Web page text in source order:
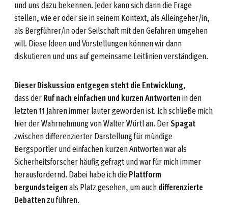
und uns dazu bekennen. Jeder kann sich dann die Frage
stellen, wie er oder sie in seinem Kontext, als Alleingeher/in,
als Bergführer/in oder Seilschaft mit den Gefahren umgehen
will. Diese Ideen und Vorstellungen können wir dann
diskutieren und uns auf gemeinsame Leitlinien verständigen.
Dieser Diskussion entgegen steht die Entwicklung,
dass derRuf nach einfachen und kurzen Antwortenin den
letzten 11 Jahren immer lauter geworden ist. Ich schließe mich
hier der Wahrnehmung von Walter Würtl an. DerSpagat
zwischen differenzierter Darstellung für mündige
Bergsportler und einfachen kurzen Antworten war als
Sicherheitsforscher häufig gefragt und war für mich immer
herausfordernd. Dabei habe ich diePlattform
bergundsteigenals Platz gesehen, um auchdifferenzierte
Debattenzu führen.